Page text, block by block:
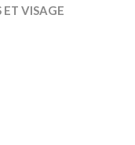
ET VISAGE